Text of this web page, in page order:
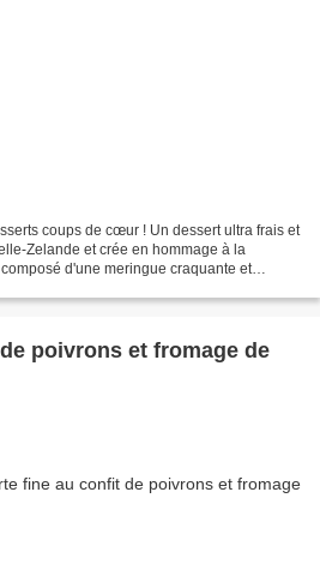
coups de cœur ! Un dessert ultra frais et
Zelande et crée en hommage à la
d'une meringue craquante et
poivrons et fromage de